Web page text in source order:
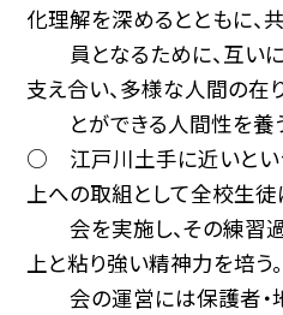
化理解を深めるとともに、
員となるために、互い
支え合い、多様な人間の在
とができる人間性を養う
○ 江戸川土手に近いとい
上への取組として全校生徒
会を実施し、その練習
上と粘り強い精神力を培う
会の運営には保護者・